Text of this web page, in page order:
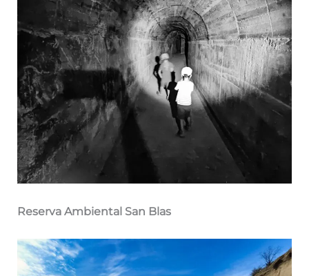
Reserva Ambiental San Blas